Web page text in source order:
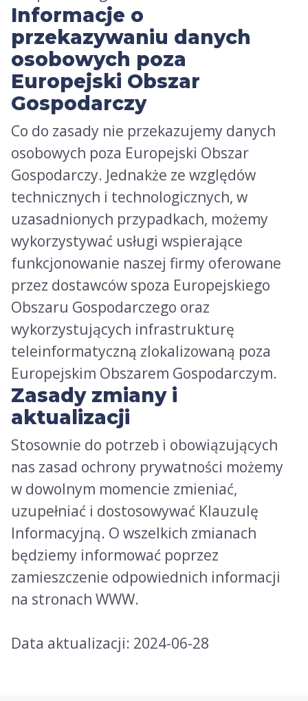
Informacje o
przekazywaniu danych
osobowych poza
Europejski Obszar
Gospodarczy
Co do zasady nie przekazujemy danych
osobowych poza Europejski Obszar
Gospodarczy. Jednakże ze względów
technicznych i technologicznych, w
uzasadnionych przypadkach, możemy
wykorzystywać usługi wspierające
funkcjonowanie naszej firmy oferowane
przez dostawców spoza Europejskiego
Obszaru Gospodarczego oraz
wykorzystujących infrastrukturę
teleinformatyczną zlokalizowaną poza
Europejskim Obszarem Gospodarczym.
Zasady zmiany i
aktualizacji
Stosownie do potrzeb i obowiązujących
nas zasad ochrony prywatności możemy
w dowolnym momencie zmieniać,
uzupełniać i dostosowywać Klauzulę
Informacyjną. O wszelkich zmianach
będziemy informować poprzez
zamieszczenie odpowiednich informacji
na stronach WWW.
Data aktualizacji: 2024-06-28